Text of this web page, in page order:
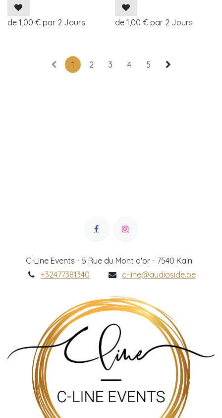
de 1,00 € par 2 Jours de 1,00 € par 2 Jours
1 2 3 4 5
C-Line Events - 5 Rue du Mont d'or - 7540 Kain
+32477381340
c-line@audioside.be